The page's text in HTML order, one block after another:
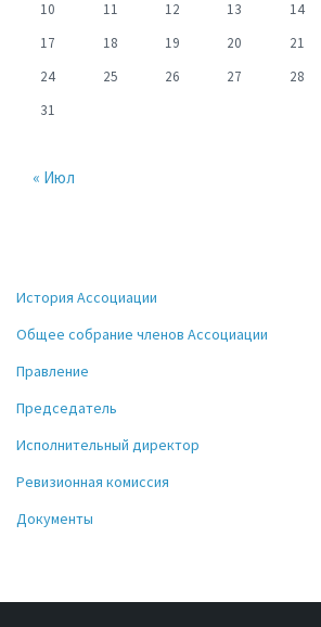
10
11 12 13 14
17
18 19 20 21
24
25 26 27 28
31
« Июл
История Ассоциации
Общее собрание членов Ассоциации
Правление
Председатель
Исполнительный директор
Ревизионная комиссия
Документы